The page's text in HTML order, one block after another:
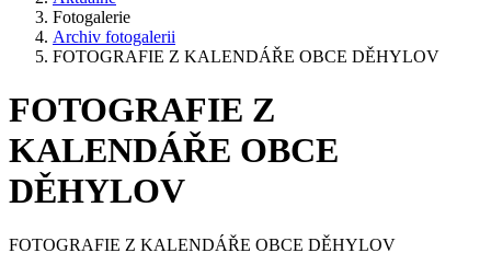
Fotogalerie
Archiv fotogalerii
FOTOGRAFIE Z KALENDÁŘE OBCE DĚHYLOV
FOTOGRAFIE Z
KALENDÁŘE OBCE
DĚHYLOV
FOTOGRAFIE Z KALENDÁŘE OBCE DĚHYLOV